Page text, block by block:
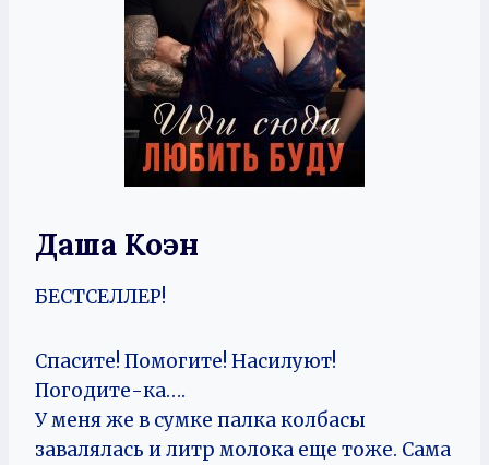
Даша Коэн
БЕСТСЕЛЛЕР!
Спасите! Помогите! Насилуют!
Погодите-ка….
У меня же в сумке палка колбасы
завалялась и литр молока еще тоже. Сама